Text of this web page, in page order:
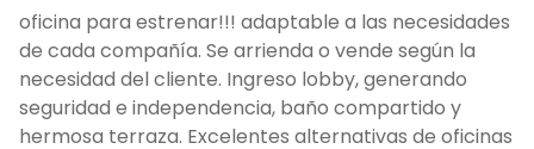
oficina para estrenar!!! adaptable a las necesidades
de cada compañía. Se arrienda o vende según la
necesidad del cliente. Ingreso lobby, generando
seguridad e independencia, baño compartido y
hermosa terraza. Excelentes alternativas de oficinas